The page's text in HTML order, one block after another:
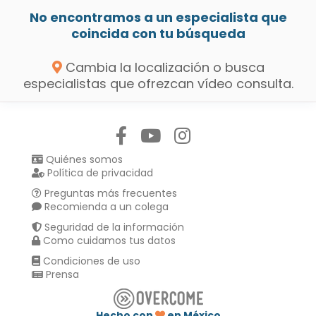
No encontramos a un especialista que
coincida con tu búsqueda
Cambia la localización o busca
especialistas que ofrezcan vídeo consulta.
Quiénes somos
Política de privacidad
Preguntas más frecuentes
Recomienda a un colega
Seguridad de la información
Como cuidamos tus datos
Condiciones de uso
Prensa